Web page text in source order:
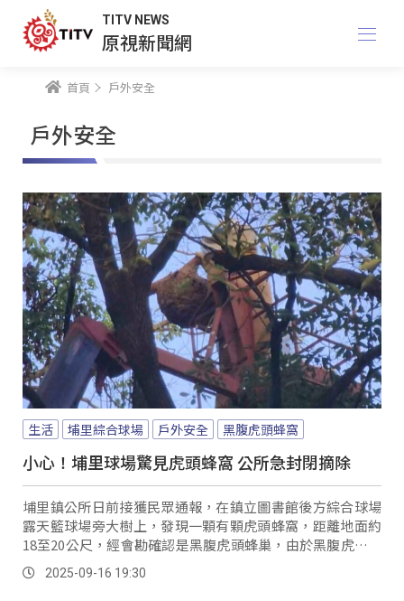
TITV NEWS
原視新聞網
首頁 戶外安全
戶外安全
生活 埔里綜合球場 戶外安全 黑腹虎頭蜂窩
小心！埔里球場驚見虎頭蜂窩 公所急封閉摘除
埔里鎮公所日前接獲民眾通報，在鎮立圖書館後方綜合球場
露天籃球場旁大樹上，發現一顆有顆虎頭蜂窩，距離地面約
18至20公尺，經會勘確認是黑腹虎頭蜂巢，由於黑腹虎頭蜂
生性凶猛，容易引發傷人事件，公所立即在球場四周拉起封
鎖線，禁止人車靠近。
2025-09-16 19:30